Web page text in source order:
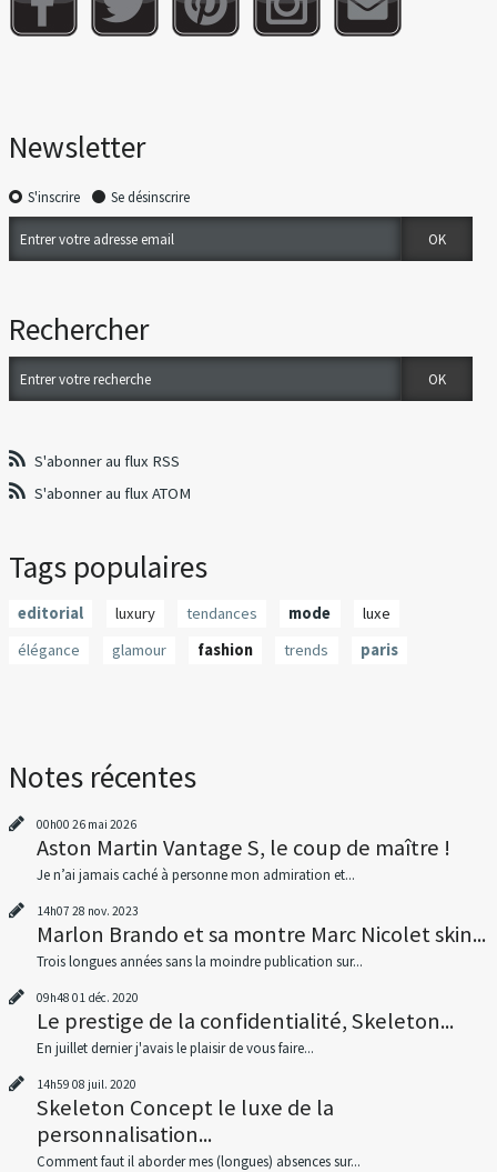
Newsletter
S'inscrire Se désinscrire
Rechercher
S'abonner au flux RSS
S'abonner au flux ATOM
Tags populaires
editorial luxury tendances mode
luxe
élégance
glamour fashion trends paris
Notes récentes
00h00 26 mai 2026
Aston Martin Vantage S, le coup de maître !
Je n’ai jamais caché à personne mon admiration et...
14h07 28 nov. 2023
Marlon Brando et sa montre Marc Nicolet skin...
Trois longues années sans la moindre publication sur...
09h48 01 déc. 2020
Le prestige de la confidentialité, Skeleton...
En juillet dernier j'avais le plaisir de vous faire...
14h59 08 juil. 2020
Skeleton Concept le luxe de la
personnalisation...
Comment faut il aborder mes (longues) absences sur...